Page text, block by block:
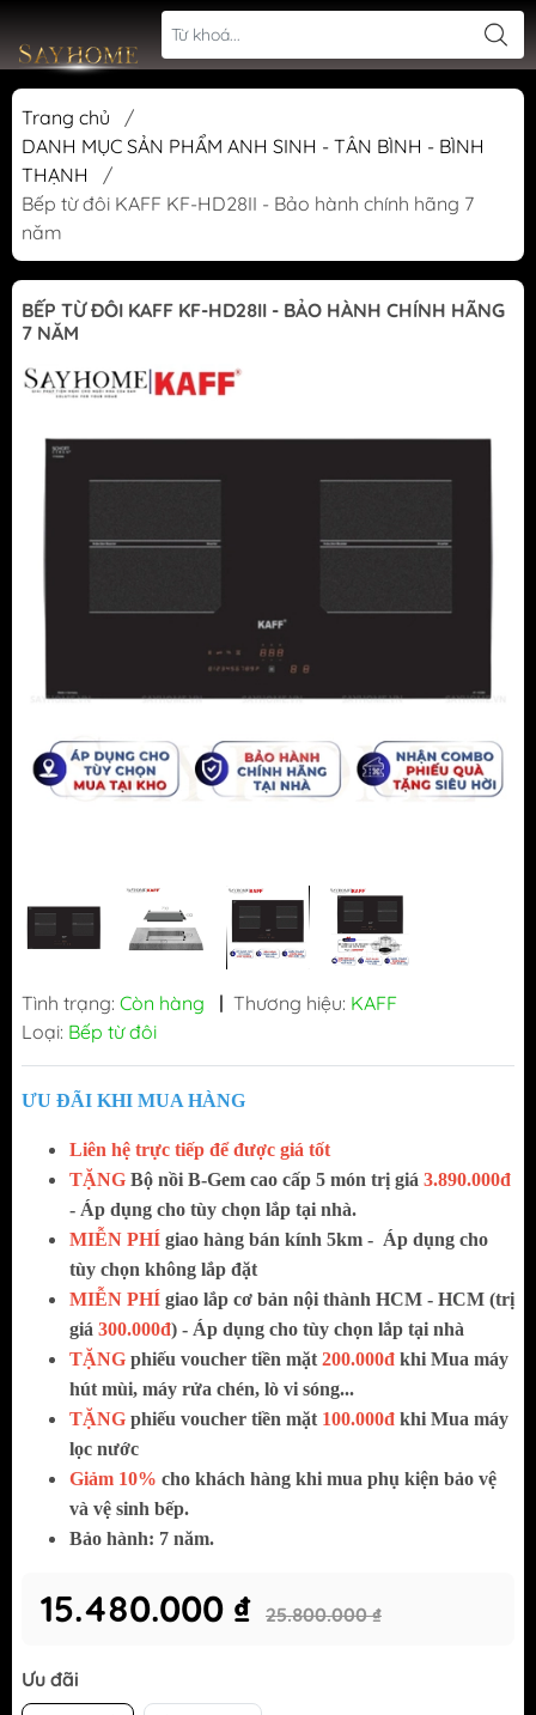
Trang chủ
/
DANH MỤC SẢN PHẨM ANH SINH - TÂN BÌNH - BÌNH
THẠNH
/
Bếp từ đôi KAFF KF-HD28II - Bảo hành chính hãng 7
năm
BẾP TỪ ĐÔI KAFF KF-HD28II - BẢO HÀNH CHÍNH HÃNG
7 NĂM
Tình trạng: Còn hàng | Thương hiệu: KAFF
Loại: Bếp từ đôi
ƯU ĐÃI KHI MUA HÀNG
Liên hệ trực tiếp để được giá tốt
TẶNG Bộ nồi B-Gem cao cấp 5 món trị giá 3.890.000đ
- Áp dụng cho tùy chọn lắp tại nhà.
MIỄN PHÍ giao hàng bán kính 5km - Áp dụng cho
tùy chọn không lắp đặt
MIỄN PHÍ giao lắp cơ bản nội thành HCM - HCM (trị
giá 300.000đ) - Áp dụng cho tùy chọn lắp tại nhà
TẶNG phiếu voucher tiền mặt 200.000đ khi Mua máy
hút mùi, máy rửa chén, lò vi sóng...
TẶNG phiếu voucher tiền mặt 100.000đ khi Mua máy
lọc nước
Giảm 10% cho khách hàng khi mua phụ kiện bảo vệ
và vệ sinh bếp.
Bảo hành: 7 năm.
15.480.000 ₫ 25.800.000 ₫
Ưu đãi